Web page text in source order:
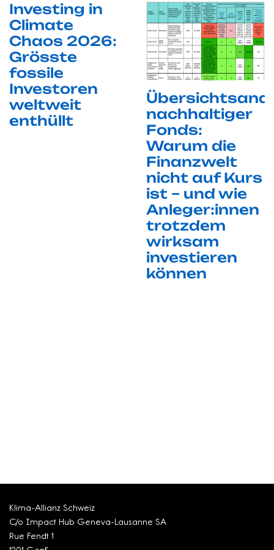
Investing in
Climate
Chaos 2026:
Grösste
fossile
Investoren
weltweit
enthüllt
nachhaltiger
Fonds:
Warum die
Finanzwelt
nicht auf Kurs
ist – und wie
Anleger:innen
trotzdem
wirksam
investieren
können
Klima-Allianz Schweiz
C/o Impact Hub Geneva-Lausanne SA
Rue Fendt 1